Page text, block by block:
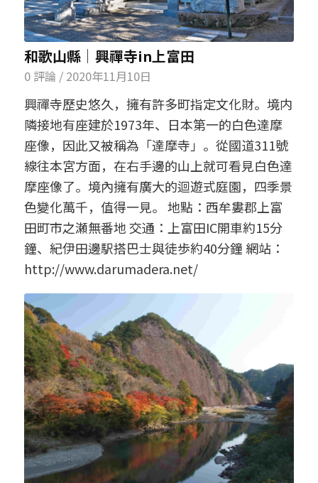
和歌山縣│興禪寺in上富田
0 評論 / 2020年11月10日
興禪寺歷史悠久，擁有許多町指定文化財。境内
隣接地有座建於1973年、日本第一的白色達摩
座像，因此又被稱為「達摩寺」。從國道311號
線往本宮方面，在右手邊的山上就可看見白色達
摩座像了。境內擁有廣大的迴遊式庭園，四季景
色變化萬千，值得一見。 地點：西牟婁郡上富
田町市之瀬無番地 交通：上富田IC開車約15分
鐘、紀伊田邊駅搭巴士與徒歩約40分鐘 網站：
http://www.darumadera.net/